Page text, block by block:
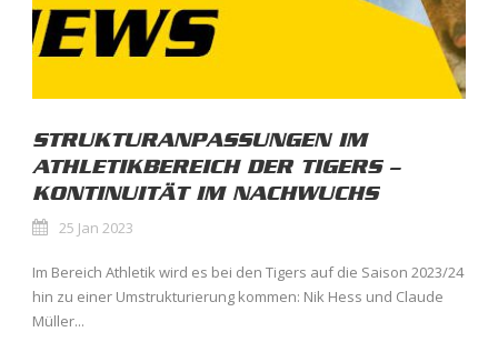
STRUKTURANPASSUNGEN IM
ATHLETIKBEREICH DER TIGERS –
KONTINUITÄT IM NACHWUCHS
25 Jan 2023
Im Bereich Athletik wird es bei den Tigers auf die Saison 2023/24
hin zu einer Umstrukturierung kommen: Nik Hess und Claude
Müller...